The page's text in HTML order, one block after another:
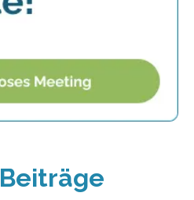
Beiträge